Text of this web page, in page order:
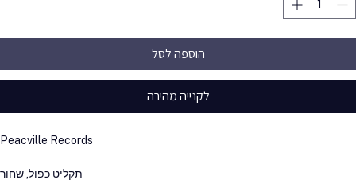
הוספה לסל
לקנייה מהירה
Peacville Records
תקליט כפול, שחור